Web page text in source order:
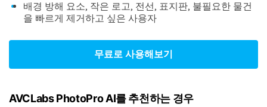
배경 방해 요소, 작은 로고, 전선, 표지판, 불필요한 물건
을 빠르게 제거하고 싶은 사용자
무료로 사용해보기
AVCLabs PhotoPro AI를 추천하는 경우